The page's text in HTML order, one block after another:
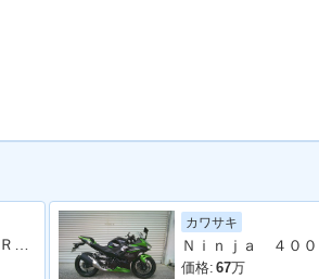
Ｎｉｎｊａ ＺＸ−４ＲＲ ４０周年記念カラー ヨシムラスリップオン ヨシムラバックステップ ヨシムラスクリーン フェンダーレス他
カワサキ
Ｎｉｎｊａ ４００
価格: 67万